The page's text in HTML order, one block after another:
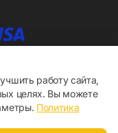
работу сайта,
целях. Вы можете
Политика